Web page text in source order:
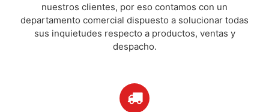
nuestros clientes, por eso contamos con un
departamento comercial dispuesto a solucionar todas
sus inquietudes respecto a productos, ventas y
despacho.